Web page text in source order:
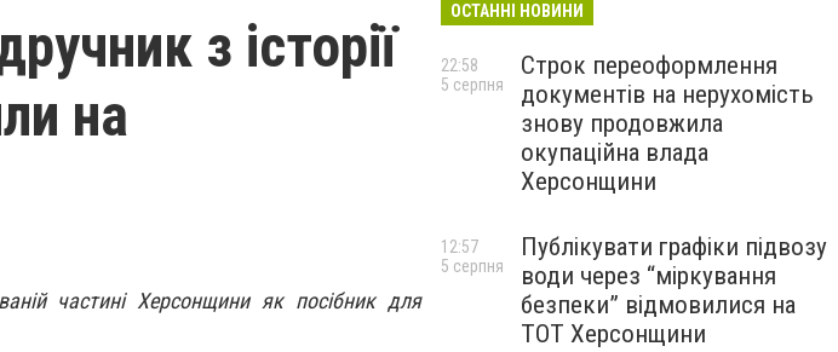
з історії
на
частині Херсонщини як посібник для
ОСТАННІ НОВИНИ
Строк переоформлення
документів на нерухомість
знову продовжила
окупаційна влада
Херсонщини
22:58
5 серпня
Публікувати графіки підвозу
води через “міркування
безпеки” відмовилися на
ТОТ Херсонщини
12:57
5 серпня